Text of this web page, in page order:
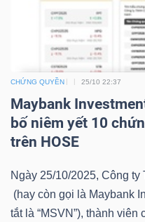
CHỨNG QUYỀN 25/10 22:37
Maybank
bố niêm yết 10
trên HOSE
Ngày 25/10/2025, Công
(hay còn gọi là Maybank
tắt là “MSVN”), thành
DÙNG
THIẾT
YẾU